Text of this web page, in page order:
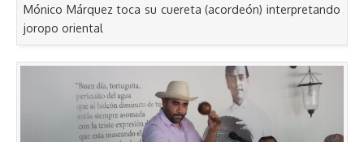
Mónico Márquez toca su cuereta (acordeón) interpretando
joropo oriental